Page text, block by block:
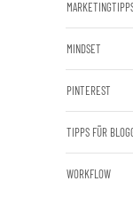
MINDSET
PINTEREST
TIPPS FÜR
WORKFLOW